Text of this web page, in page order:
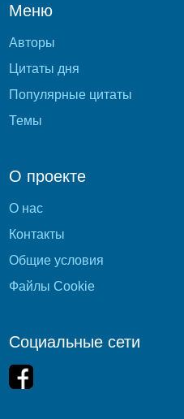
Меню
Авторы
Цитаты дня
Популярные цитаты
Темы
О проекте
О нас
Контакты
Общие условия
Файлы Cookie
Социальные сети